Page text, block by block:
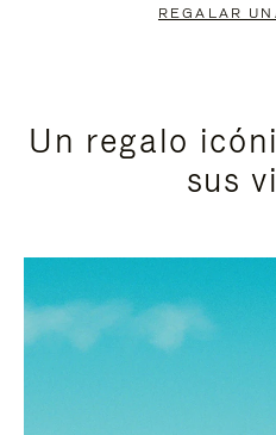
REGALAR
Un regalo
sus